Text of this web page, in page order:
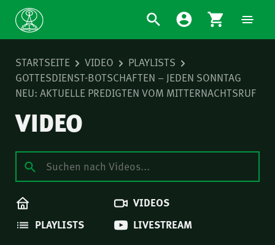
STARTSEITE VIDEO
PLAYLISTS
GOTTESDIENST-BOTSCHAFTEN – JEDEN SONNTAG
NEU: AKTUELLE PREDIGTEN VOM MITTERNACHTSRUF
VIDEO
VIDEOS
PLAYLISTS
LIVESTREAM